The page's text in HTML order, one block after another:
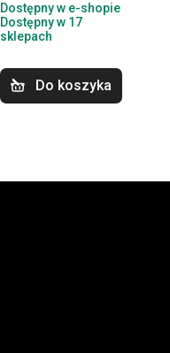
Dostępny w e-shopie
Dostępny w 17
sklepach
Do koszyka